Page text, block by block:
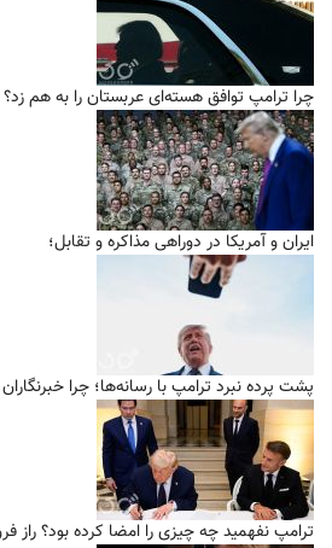
چرا ترامپ توافق هسته‌ای عربستان را به هم زد؟
ایران و آمریکا در دوراهی مذاکره و تقابل؛
پشت پرده نبرد ترامپ با رسانه‌ها؛ چرا
ترامپ نفهمید چه چیزی را امضا کرده بود؟ راز